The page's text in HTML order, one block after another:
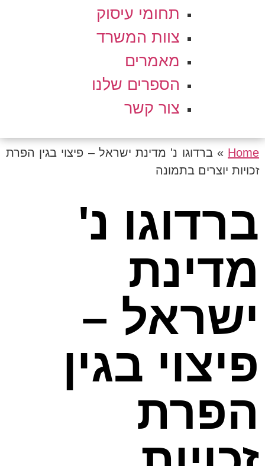
תחומי עיסוק
צוות המשרד
מאמרים
הספרים שלנו
צור קשר
Home
»ברדוגו נ' מדינת ישראל – פיצוי בגין הפרת
זכויות יוצרים בתמונה
ברדוגו נ'
מדינת
ישראל –
פיצוי בגין
הפרת